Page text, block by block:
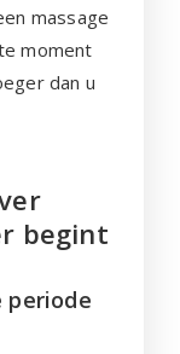
massage
moment
dan u
begint
periode